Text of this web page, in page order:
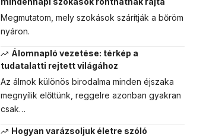
Megmutatom, mely szokások szárítják a bőröm
nyáron.
Álomnapló vezetése: térkép a
tudatalatti rejtett világához
Az álmok különös birodalma minden éjszaka
megnyílik előttünk, reggelre azonban gyakran
csak…
Hogyan varázsoljuk életre szóló